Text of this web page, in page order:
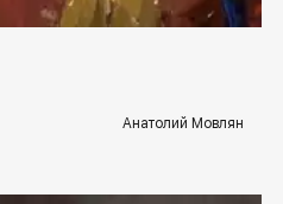
Анатолий Мовлян